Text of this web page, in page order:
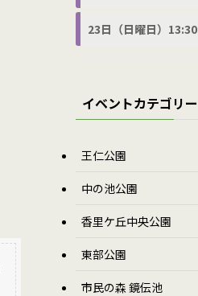
23日（日曜日）13:30
イベントカテゴリー
王仁公園
中の池公園
香里ケ丘中央公園
東部公園
市民の森 鏡伝池